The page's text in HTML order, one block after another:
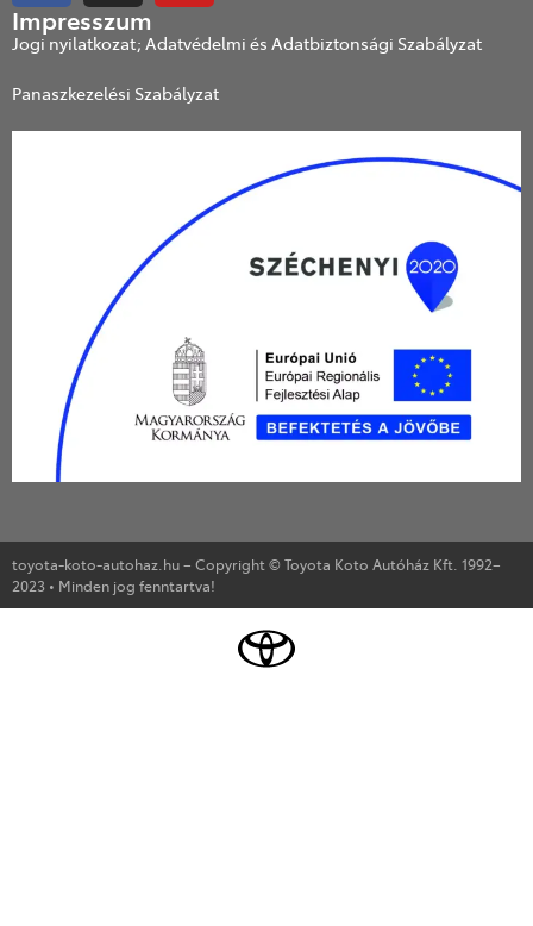
Impresszum
Jogi nyilatkozat; Adatvédelmi és Adatbiztonsági Szabályzat
Panaszkezelési Szabályzat
toyota-koto-autohaz.hu – Copyright © Toyota Koto Autóház Kft. 1992–
2023 • Minden jog fenntartva!